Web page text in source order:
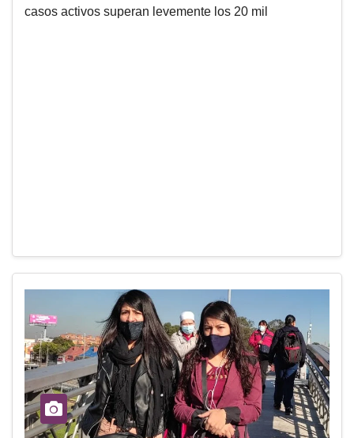
casos activos superan levemente los 20 mil